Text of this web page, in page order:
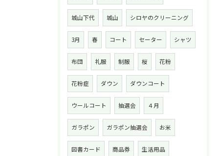
城山下代 城山 シロヤのクリーニング
3月 春 コート セーター シャツ
布団 礼服 制服 桜 花粉
花粉症 ダウン ダウンコート
ウールコート 抽選会 ４月
ガラポン ガラポン抽選会 お米
図書カード 商品券 生活用品